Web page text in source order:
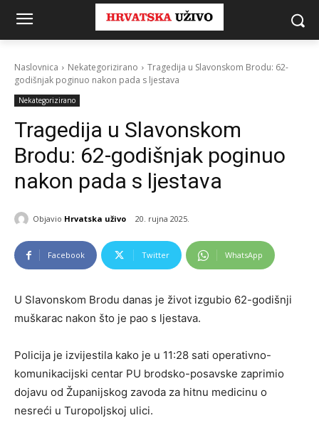
Naslovnica Nekategorizirano
Tragedija u Slavonskom Brodu: 62-
godišnjak poginuo nakon pada s ljestava
Nekategorizirano
Tragedija u Slavonskom
Brodu: 62-godišnjak poginuo
nakon pada s ljestava
Objavio Hrvatska uživo 20. rujna 2025.
Facebook Twitter WhatsApp
U Slavonskom Brodu danas je život izgubio 62-godišnji
muškarac nakon što je pao s ljestava.
Policija je izvijestila kako je u 11:28 sati operativno-
komunikacijski centar PU brodsko-posavske zaprimio
dojavu od Županijskog zavoda za hitnu medicinu o
nesreći u Turopoljskoj ulici.